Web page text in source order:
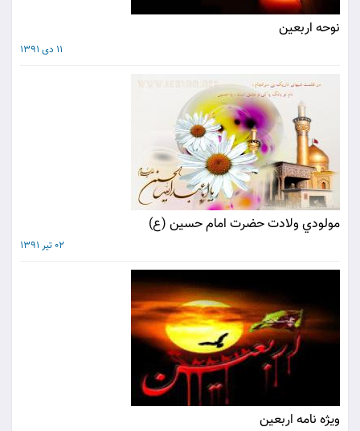
نوحه اربعین
11 دی 1391
مولودي ولادت حضرت امام حسين (ع)
02 تیر 1391
ويژه نامه اربعين